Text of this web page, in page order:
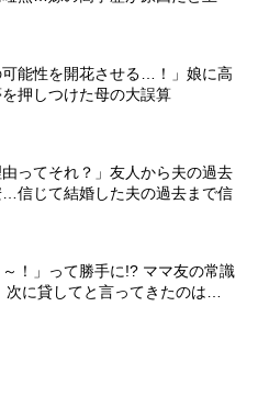
可能性を開花させる…！」娘に高
押しつけた母の大誤算
由ってそれ？」友人から夫の過去
信じて結婚した夫の過去まで信
～！」って勝手に!? ママ友の常識
次に貸してと言ってきたのは…